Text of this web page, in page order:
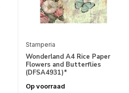
Stamperia
Wonderland A4 Rice Paper
Flowers and Butterflies
(DFSA4931)*
Op voorraad